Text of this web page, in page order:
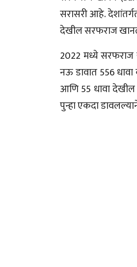
सरासरी आहे.
देखील सरफराज
2022 मध्ये सरफराज
नऊ डावात 556
आणि 55 धावा
पुन्हा एकदा